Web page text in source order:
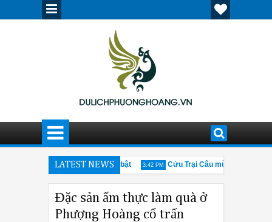
LATEST NEWS
cổ Cáp Nhĩ Tân ấn tượng, nổi bật 3:42 PM Cửu Trại Câu mùa đông có gì
Đặc sản ẩm thực làm quà ở
Phượng Hoàng cổ trấn